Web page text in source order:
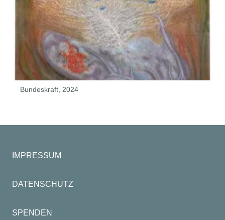
Bundeskraft, 2024
IMPRESSUM
DATENSCHUTZ
SPENDEN